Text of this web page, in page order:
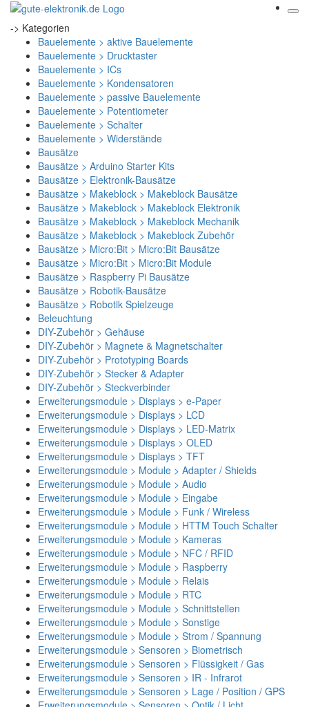
-> Kategorien
Bauelemente > aktive Bauelemente
Bauelemente > Drucktaster
Bauelemente > ICs
Bauelemente > Kondensatoren
Bauelemente > passive Bauelemente
Bauelemente > Potentiometer
Bauelemente > Schalter
Bauelemente > Widerstände
Bausätze
Bausätze > Arduino Starter Kits
Bausätze > Elektronik-Bausätze
Bausätze > Makeblock > Makeblock Bausätze
Bausätze > Makeblock > Makeblock Elektronik
Bausätze > Makeblock > Makeblock Mechanik
Bausätze > Makeblock > Makeblock Zubehör
Bausätze > Micro:Bit > Micro:Bit Bausätze
Bausätze > Micro:Bit > Micro:Bit Module
Bausätze > Raspberry Pi Bausätze
Bausätze > Robotik-Bausätze
Bausätze > Robotik Spielzeuge
Beleuchtung
DIY-Zubehör > Gehäuse
DIY-Zubehör > Magnete & Magnetschalter
DIY-Zubehör > Prototyping Boards
DIY-Zubehör > Stecker & Adapter
DIY-Zubehör > Steckverbinder
Erweiterungsmodule > Displays > e-Paper
Erweiterungsmodule > Displays > LCD
Erweiterungsmodule > Displays > LED-Matrix
Erweiterungsmodule > Displays > OLED
Erweiterungsmodule > Displays > TFT
Erweiterungsmodule > Module > Adapter / Shields
Erweiterungsmodule > Module > Audio
Erweiterungsmodule > Module > Eingabe
Erweiterungsmodule > Module > Funk / Wireless
Erweiterungsmodule > Module > HTTM Touch Schalter
Erweiterungsmodule > Module > Kameras
Erweiterungsmodule > Module > NFC / RFID
Erweiterungsmodule > Module > Raspberry
Erweiterungsmodule > Module > Relais
Erweiterungsmodule > Module > RTC
Erweiterungsmodule > Module > Schnittstellen
Erweiterungsmodule > Module > Sonstige
Erweiterungsmodule > Module > Strom / Spannung
Erweiterungsmodule > Sensoren > Biometrisch
Erweiterungsmodule > Sensoren > Flüssigkeit / Gas
Erweiterungsmodule > Sensoren > IR - Infrarot
Erweiterungsmodule > Sensoren > Lage / Position / GPS